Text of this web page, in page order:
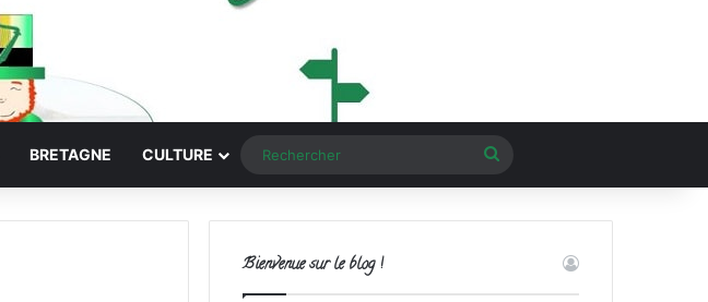
BRETAGNE CULTURE
Bienvenue sur le blog !